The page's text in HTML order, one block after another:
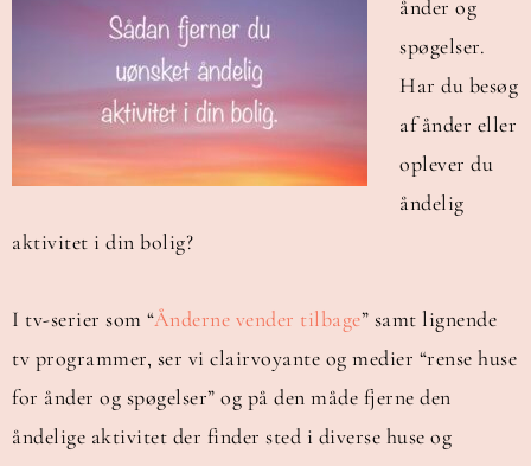
ånder og
spøgelser.
Har du besøg
af ånder eller
oplever du
åndelig
aktivitet i din bolig?
I tv-serier som “Ånderne vender tilbage” samt lignende
tv programmer, ser vi clairvoyante og medier “rense huse
for ånder og spøgelser” og på den måde fjerne den
åndelige aktivitet der finder sted i diverse huse og